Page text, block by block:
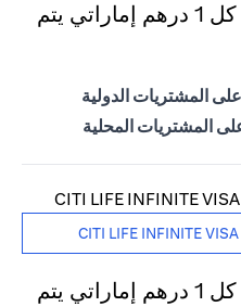
معدلات كسب النقاط عن كل 1 درهم إماراتي يتم
CITI LIFE INFINITE
معدلات كسب النقاط عن كل 1 درهم إماراتي يتم